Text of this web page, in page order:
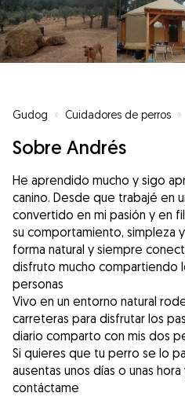
Gudog » Cuidadores de perros »
Sobre Andrés
He aprendido mucho y sigo
canino. Desde que trabajé en
convertido en mi pasión y en
su comportamiento, simpleza
forma natural y siempre
disfruto mucho compartiendo
personas
Vivo en un entorno natural
carreteras para disfrutar los
diario comparto con mis dos
Si quieres que tu perro se lo
ausentas unos días o unas
contáctame